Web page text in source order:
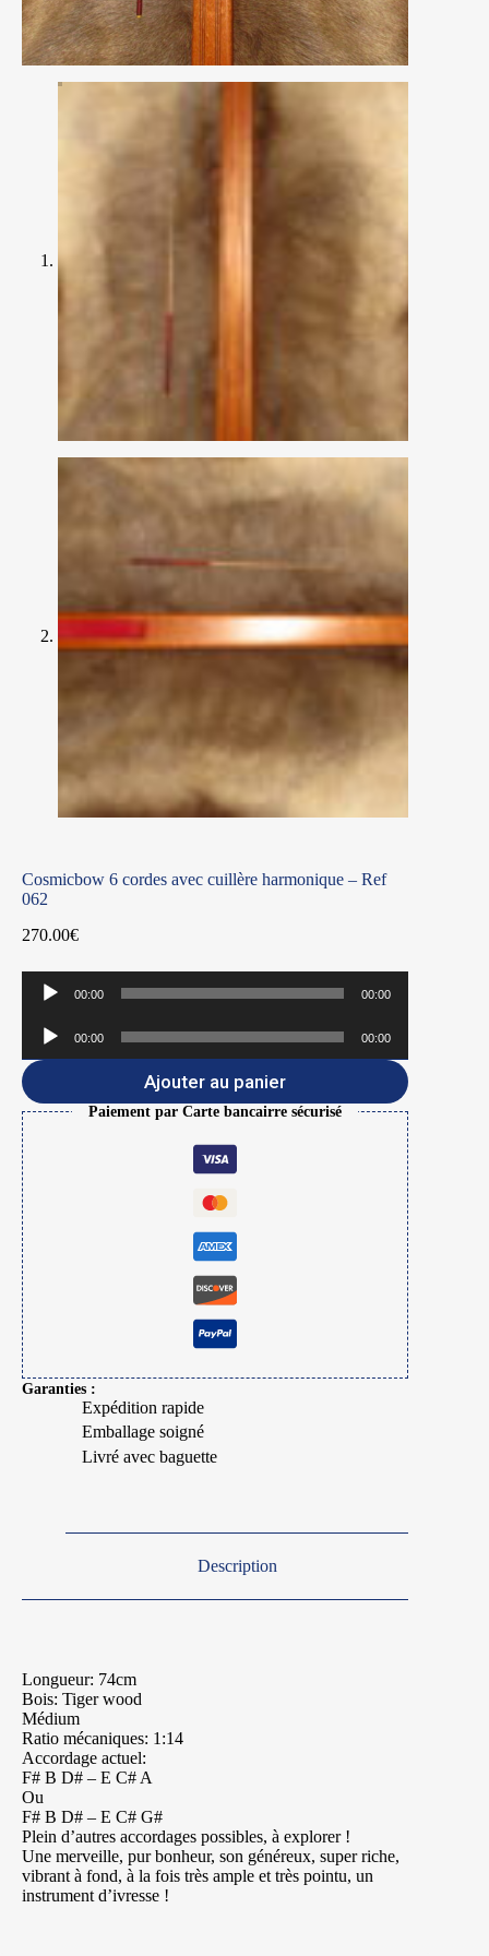
Cosmicbow 6 cordes avec cuillère harmonique – Ref
062
270.00€
Lecteur
audio
00:00 00:00
Lecteur
audio
00:00 00:00
Ajouter au panier
Paiement par Carte bancairre sécurisé
Garanties :
Expédition rapide
Emballage soigné
Livré avec baguette
Description
Longueur: 74cm
Bois: Tiger wood
Médium
Ratio mécaniques: 1:14
Accordage actuel:
F# B D# – E C# A
Ou
F# B D# – E C# G#
Plein d’autres accordages possibles, à explorer !
Une merveille, pur bonheur, son généreux, super riche,
vibrant à fond, à la fois très ample et très pointu, un
instrument d’ivresse !